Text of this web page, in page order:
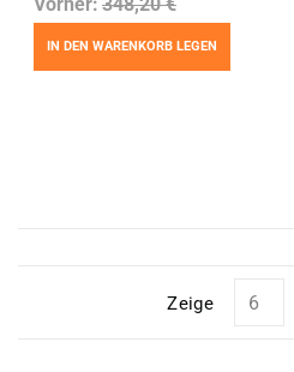
IN DEN WARENKORB LEGEN
Zeige